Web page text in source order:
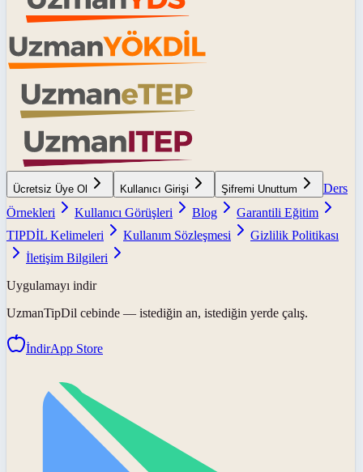
Ücretsiz Üye Ol Kullanıcı Girişi Şifremi Unuttum
Ders
Örnekleri
Kullanıcı Görüşleri Blog
Garantili Eğitim
TIPDİL Kelimeleri
Kullanım Sözleşmesi
Gizlilik Politikası
İletişim Bilgileri
Uygulamayı indir
UzmanTipDil cebinde — istediğin an, istediğin yerde çalış.
İndirApp Store